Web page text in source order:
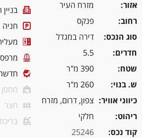
אזור
מזרח העיר
רחוב
פנקס
סוג הנכס
דירה במגדל
חדרים
5.5
שטח
390 מ"ר
ש. בנוי
260 מ"ר
כיווני אוויר
צפון, דרום, מזרח
ריהוט
חלקי
קוד נכס
25246
חניה
מחסן
חצר